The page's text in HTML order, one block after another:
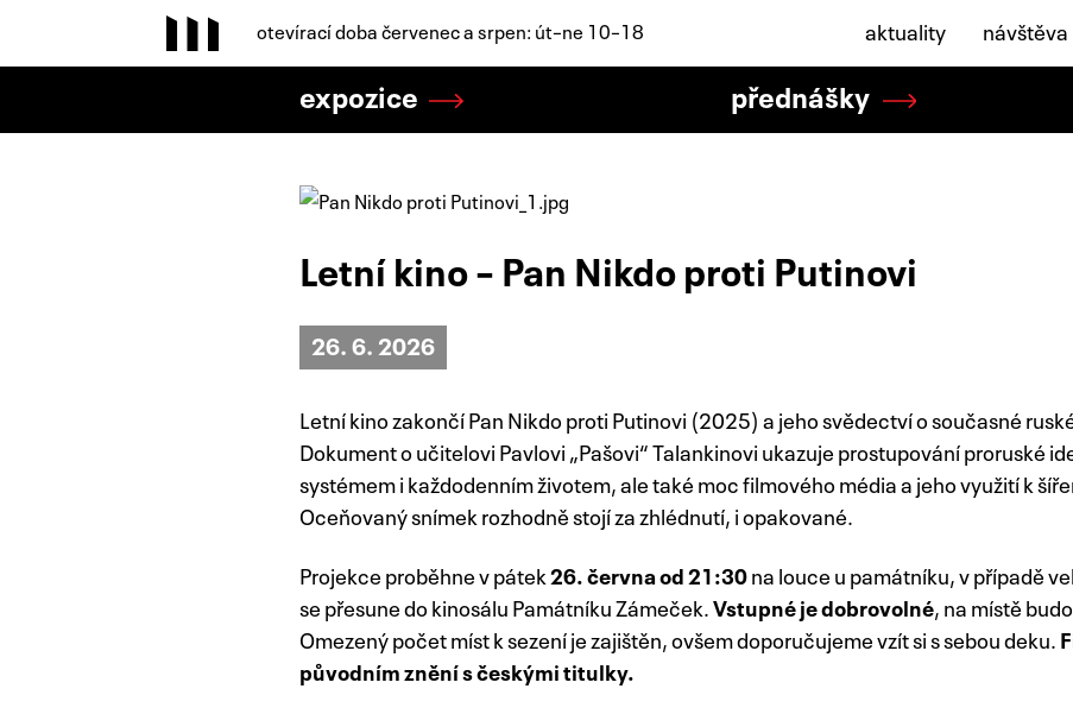
otevírací doba červenec a srpen: út–ne 10–18 aktuality návštěva
expozice přednášky
Letní kino – Pan Nikdo proti Putinovi
26. 6. 2026
Letní kino zakončí Pan Nikdo proti Putinovi (2025) a jeho svědectví o současné
Dokument o učitelovi Pavlovi „Pašovi“ Talankinovi ukazuje prostupování proruské
systémem i každodenním životem, ale také moc filmového média a jeho využití k
Oceňovaný snímek rozhodně stojí za zhlédnutí, i opakované.
Projekce proběhne v pátek26. června od 21:30na louce u památníku, v případě
se přesune do kinosálu Památníku Zámeček.Vstupné je dobrovolné, na místě
Omezený počet míst k sezení je zajištěn, ovšem doporučujeme vzít si s sebou deku.
původním znění s českými titulky.